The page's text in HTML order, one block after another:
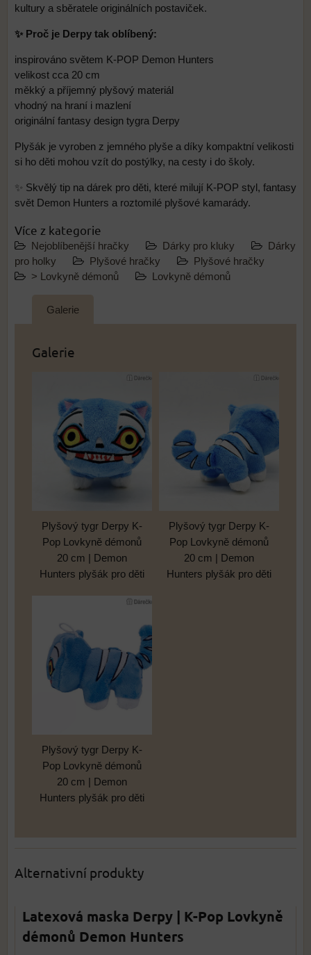
kultury a sběratele originálních postaviček.
✨ Proč je Derpy tak oblíbený:
inspirováno světem K-POP Demon Hunters
velikost cca 20 cm
měkký a příjemný plyšový materiál
vhodný na hraní i mazlení
originální fantasy design tygra Derpy
Plyšák je vyroben z jemného plyše a díky kompaktní velikosti
si ho děti mohou vzít do postýlky, na cesty i do školy.
✨ Skvělý tip na dárek pro děti, které milují K-POP styl, fantasy
svět Demon Hunters a roztomilé plyšové kamarády.
Více z kategorie
Nejoblíbenější hračky Dárky pro kluky
Dárky
pro holky
Plyšové hračky
Plyšové hračky
> Lovkyně démonů
Lovkyně démonů
Galerie
Galerie
Plyšový tygr Derpy K-
Pop Lovkyně démonů
20 cm | Demon
Hunters plyšák pro děti
Plyšový tygr Derpy K-
Pop Lovkyně démonů
20 cm | Demon
Hunters plyšák pro děti
Plyšový tygr Derpy K-
Pop Lovkyně démonů
20 cm | Demon
Hunters plyšák pro děti
Alternativní produkty
Latexová maska Derpy | K-Pop Lovkyně
démonů Demon Hunters